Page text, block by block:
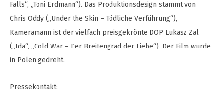
Falls“, „Toni Erdmann“). Das Produktionsdesign stammt von
Chris Oddy („Under the Skin – Tödliche Verführung“),
Kameramann ist der vielfach preisgekrönte DOP Lukasz Zal
(„Ida“, „Cold War – Der Breitengrad der Liebe“). Der Film wurde
in Polen gedreht.
Pressekontakt: